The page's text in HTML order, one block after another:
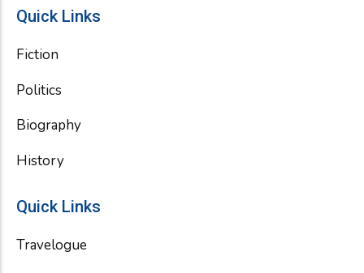
Quick Links
Fiction
Politics
Biography
History
Quick Links
Travelogue